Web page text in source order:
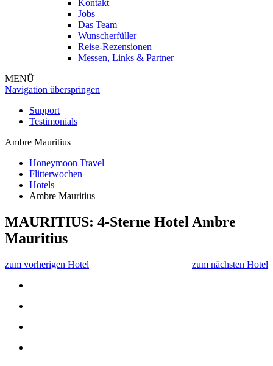
Kontakt
Jobs
Das Team
Wunscherfüller
Reise-Rezensionen
Messen, Links & Partner
MENÜ
Navigation überspringen
Support
Testimonials
Ambre Mauritius
Honeymoon Travel
Flitterwochen
Hotels
Ambre Mauritius
MAURITIUS: 4-Sterne Hotel Ambre
Mauritius
zum vorherigen Hotel zum nächsten Hotel